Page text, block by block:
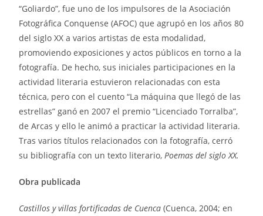
“Goliardo”, fue uno de los impulsores de la Asociación
Fotográfica Conquense (AFOC) que agrupó en los años 80
del siglo XX a varios artistas de esta modalidad,
promoviendo exposiciones y actos públicos en torno a la
fotografía. De hecho, sus iniciales participaciones en la
actividad literaria estuvieron relacionadas con esta
técnica, pero con el cuento “La máquina que llegó de las
estrellas” ganó en 2007 el premio “Licenciado Torralba”,
de Arcas y ello le animó a practicar la actividad literaria.
Tras varios títulos relacionados con la fotografía, cerró
su bibliografía con un texto literario, Poemas del siglo XX.
Obra publicada
Castillos y villas fortificadas de Cuenca(Cuenca, 2004; en